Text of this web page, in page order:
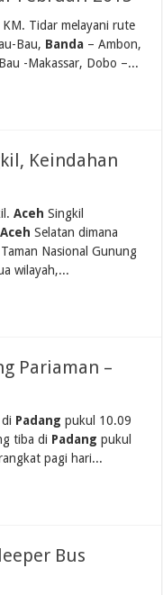
Tidar melayani rute
Bau, Banda – Ambon,
-Makassar, Dobo –...
Keindahan
Aceh Singkil
Aceh Selatan dimana
Nasional Gunung
wilayah,...
Pariaman –
Padang pukul 10.09
tiba di Padang pukul
pagi hari...
Bus